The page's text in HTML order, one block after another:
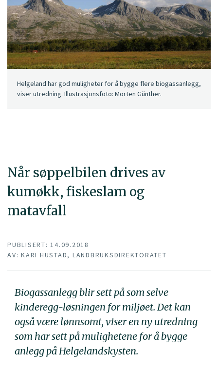
Når søppelbilen drives av
kumøkk, fiskeslam og
matavfall
Helgeland har god muligheter for å bygge flere biogassanlegg,
viser utredning. Illustrasjonsfoto: Morten Günther.
PUBLISERT: 14.09.2018
AV: KARI HUSTAD, LANDBRUKSDIREKTORATET
Biogassanlegg blir sett på som selve
kinderegg-løsningen for miljøet. Det kan
også være lønnsomt, viser en ny utredning
som har sett på mulighetene for å bygge
anlegg på Helgelandskysten.